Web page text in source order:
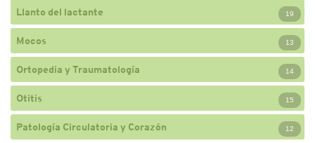
Llanto del lactante 19
Mocos 13
Ortopedia y Traumatología 14
Otitis 15
Patología Circulatoria y Corazón 12